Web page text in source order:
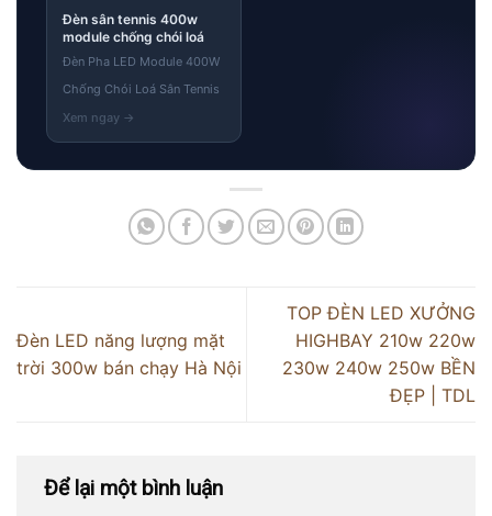
Đèn sân tennis 400w
module chống chói loá
Đèn Pha LED Module 400W
Chống Chói Loá Sân Tennis
Đèn LED năng lượng mặt
trời 300w bán chạy Hà Nội
TOP ĐÈN LED XƯỞNG
HIGHBAY 210w 220w
230w 240w 250w BỀN
ĐẸP | TDL
Để lại một bình luận